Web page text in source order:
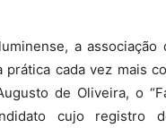
a
prática cada vez mais
de Oliveira, o
cujo registro